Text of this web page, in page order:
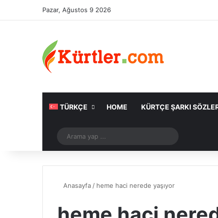
Pazar, Ağustos 9 2026
TÜRKÇE HOME KÜRTÇE ŞARKI
Rastgele Makale
yap
Anasayfa / heme haci nerede yaşıyor